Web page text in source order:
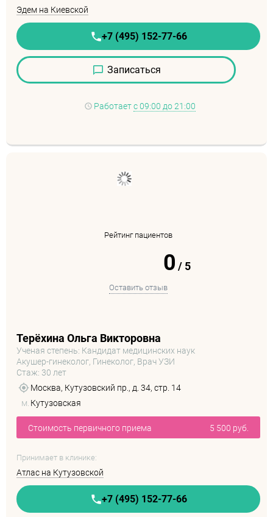
Эдем на Киевской
+7 (495) 152-77-66
Записаться
Работает с 09:00 до 21:00
Рейтинг пациентов
0 /5
Оставить отзыв
Терёхина Ольга Викторовна
Ученая степень: Кандидат медицинских наук
Акушер-гинеколог, Гинеколог, Врач УЗИ
Стаж: 30 лет
Москва, Кутузовский пр., д. 34, стр. 14
м. Кутузовская
Стоимость первичного приема 5 500 руб.
Принимает в клинике:
Атлас на Кутузовской
+7 (495) 152-77-66